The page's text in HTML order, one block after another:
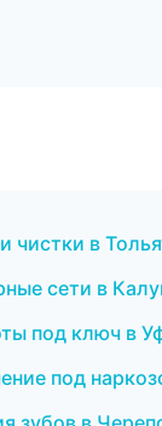
чистки в
сети в
под ключ в
под